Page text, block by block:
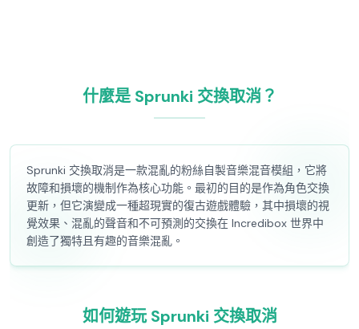
什麼是 Sprunki 交換取消？
Sprunki 交換取消是一款混亂的粉絲自製音樂混音模組，它將
故障和損壞的機制作為核心功能。最初的目的是作為角色交換
更新，但它演變成一種超現實的復古遊戲體驗，其中損壞的視
覺效果、混亂的聲音和不可預測的交換在 Incredibox 世界中
創造了獨特且有趣的音樂混亂。
如何遊玩 Sprunki 交換取消